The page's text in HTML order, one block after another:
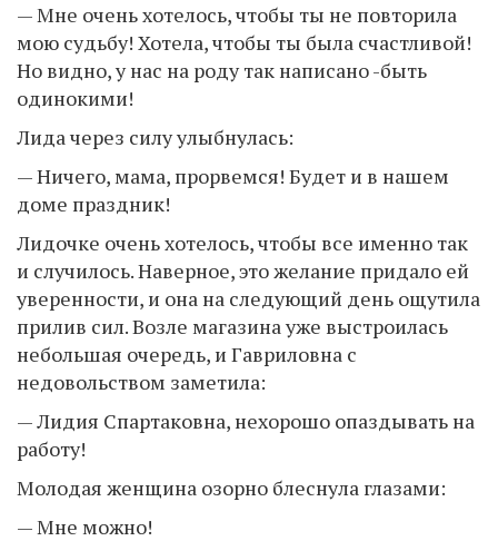
— Мне очень хотелось, чтобы ты не повторила
мою судьбу! Хотела, чтобы ты была счастливой!
Но видно, у нас на роду так написано -быть
одинокими!
Лида через силу улыбнулась:
— Ничего, мама, прорвемся! Будет и в нашем
доме праздник!
Лидочке очень хотелось, чтобы все именно так
и случилось. Наверное, это желание придало ей
уверенности, и она на следующий день ощутила
прилив сил. Возле магазина уже выстроилась
небольшая очередь, и Гавриловна с
недовольством заметила:
— Лидия Спартаковна, нехорошо опаздывать на
работу!
Молодая женщина озорно блеснула глазами:
— Мне можно!